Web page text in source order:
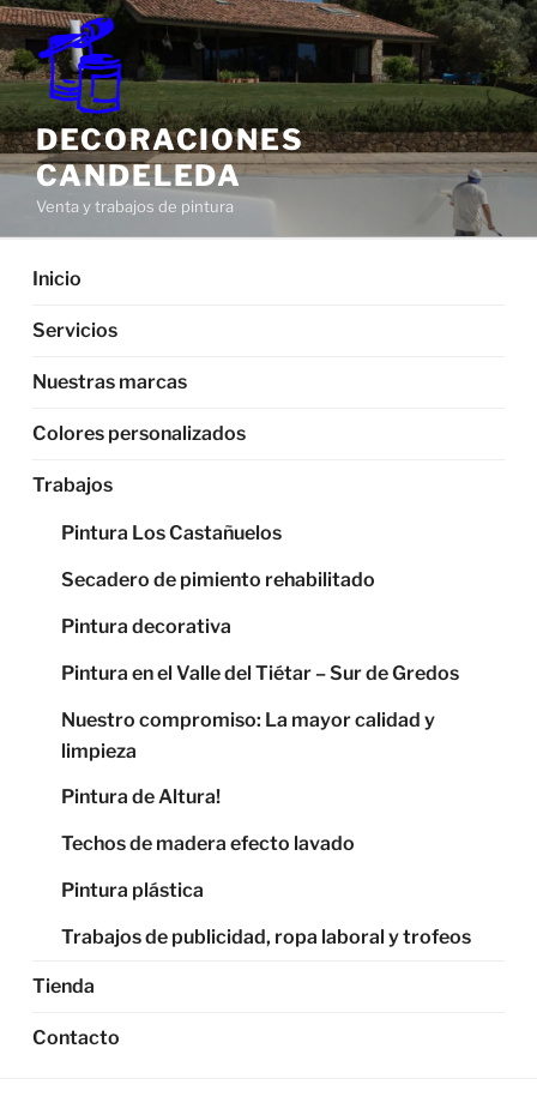
Saltar
al
contenido
DECORACIONES
CANDELEDA
Venta y trabajos de pintura
Inicio
Servicios
Nuestras marcas
Colores personalizados
Trabajos
Pintura Los Castañuelos
Secadero de pimiento rehabilitado
Pintura decorativa
Pintura en el Valle del Tiétar – Sur de Gredos
Nuestro compromiso: La mayor calidad y
limpieza
Pintura de Altura!
Techos de madera efecto lavado
Pintura plástica
Trabajos de publicidad, ropa laboral y trofeos
Tienda
Contacto